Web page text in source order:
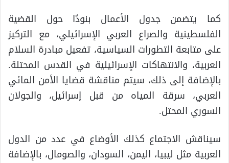
كما يتضمن جدول الأعمال بنودًا حول القضية
الفلسطينية والصراع العربي الإسرائيلي، مع التركيز
على متابعة التطورات السياسية، تفعيل مبادرة السلام
العربية، والانتهاكات الإسرائيلية في القدس المحتلة.
بالإضافة إلى ذلك، سيتم مناقشة قضايا الأمن المائي
العربي، سرقة المياه من قبل إسرائيل، والجولان
السوري المحتل.
سيناقش الاجتماع كذلك الأوضاع في عدد من الدول
العربية مثل ليبيا، اليمن، السودان، والصومال، بالإضافة